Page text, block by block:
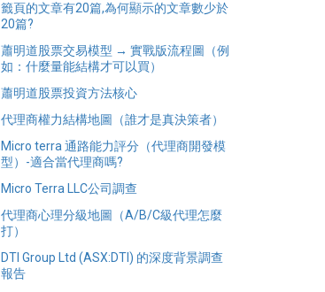
籤頁的文章有20篇,為何顯示的文章數少於
20篇?
蕭明道股票交易模型 → 實戰版流程圖（例
如：什麼量能結構才可以買）
蕭明道股票投資方法核心
代理商權力結構地圖（誰才是真決策者）
Micro terra 通路能力評分（代理商開發模
型）-適合當代理商嗎?
Micro Terra LLC公司調查
代理商心理分級地圖（A/B/C級代理怎麼
打）
DTI Group Ltd (ASX:DTI) 的深度背景調查
報告